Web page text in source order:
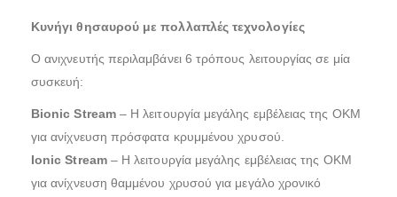
Κυνήγι θησαυρού με πολλαπλές τεχνολογίες
Ο ανιχνευτής περιλαμβάνει 6 τρόπους λειτουργίας σε μία
συσκευή:
Bionic Stream– Η λειτουργία μεγάλης εμβέλειας της OKM
για ανίχνευση πρόσφατα κρυμμένου χρυσού.
Ionic Stream– Η λειτουργία μεγάλης εμβέλειας της OKM
για ανίχνευση θαμμένου χρυσού για μεγάλο χρονικό